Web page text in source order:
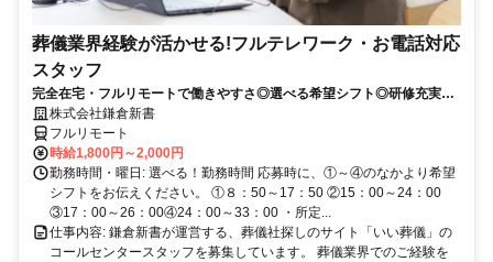
葬儀業界経験が活かせる!フルテレワーク・お電話対応
スタッフ
完全在宅・フルリモートで働きやすさ◎選べる希望シフト◎研修充実だ
から未経験でも安心！平日休みありの完全週休2日制で充実のワークラ
イフバランス！
株式会社鎌倉新書
フルリモート
時給1,800円～2,000円
勤務時間・曜日: 選べる！勤務時間 応募時に、①～④のなかより希望
シフトをお伝えください。 ①８：50～17：50 ②15：00～24：00
③17：00～26：00④24：00～33：00 ・所定...
仕事内容: 鎌倉新書が運営する、葬儀社探しのサイト「いい葬儀」の
コールセンタースタッフを募集しています。 葬儀業界でのご経験を